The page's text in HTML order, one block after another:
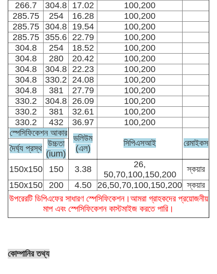
266.7
304.8 17.02
100,200
285.75
254 16.28
100,200
285.75
304.8 19.54
100,200
285.75
355.6 22.79
100,200
304.8
254 18.52
100,200
304.8
280 20.42
100,200
304.8
304.8 22.23
100,200
304.8
330.2 24.08
100,200
304.8
381 27.79
100,200
330.2
304.8 26.09
100,200
330.2
381 32.61
100,200
330.2
432 36.97
100,200
স্পেসিফিকেশন আকার
ভলিউম
(এল)
সিপিএসআই রেমাইকস
দৈর্ঘ্য প্রস্থ উচ্চতা
(ium)
150x150
150 3.38
26,
50,70,100,150,200
স্কয়ার
150x150
200 4.50 26,50,70,100,150,200 স্কয়ার
উপরেরটি ডিপিএফের সাধারণ স্পেসিফিকেশন।আমরা গ্রাহকদের প্রয়োজনীয়
মাপ এবং স্পেসিফিকেশন কাস্টমাইজ করতে পারি।
কোম্পানির তথ্য